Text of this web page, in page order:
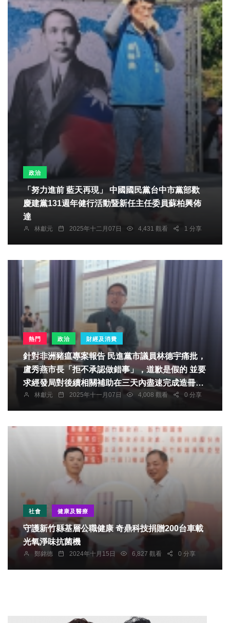
政治
「努力進前 藍天再現」 中國國民黨台中市黨部歡
慶建黨131週年健行活動暨新任主任委員蘇柏興佈
達
林獻元 2025年十二月07日 4,431 觀看 1 分享
熱門 政治 財經及消費
針對非洲豬瘟專案報告 民進黨市議員林德宇痛批，
盧秀燕市長「拒不承認做錯事」，道歉是假的 並要
求經發局對後續相關補助在三天內盡速完成造冊，
不要讓攤商還在等待
林獻元 2025年十一月07日 4,008 觀看 0 分享
社會 健康及醫療
守護新竹縣基層公職健康 奇鼎科技捐贈200台車載
光氧淨味抗菌機
鄭銘德 2024年十月15日 6,827 觀看 0 分享